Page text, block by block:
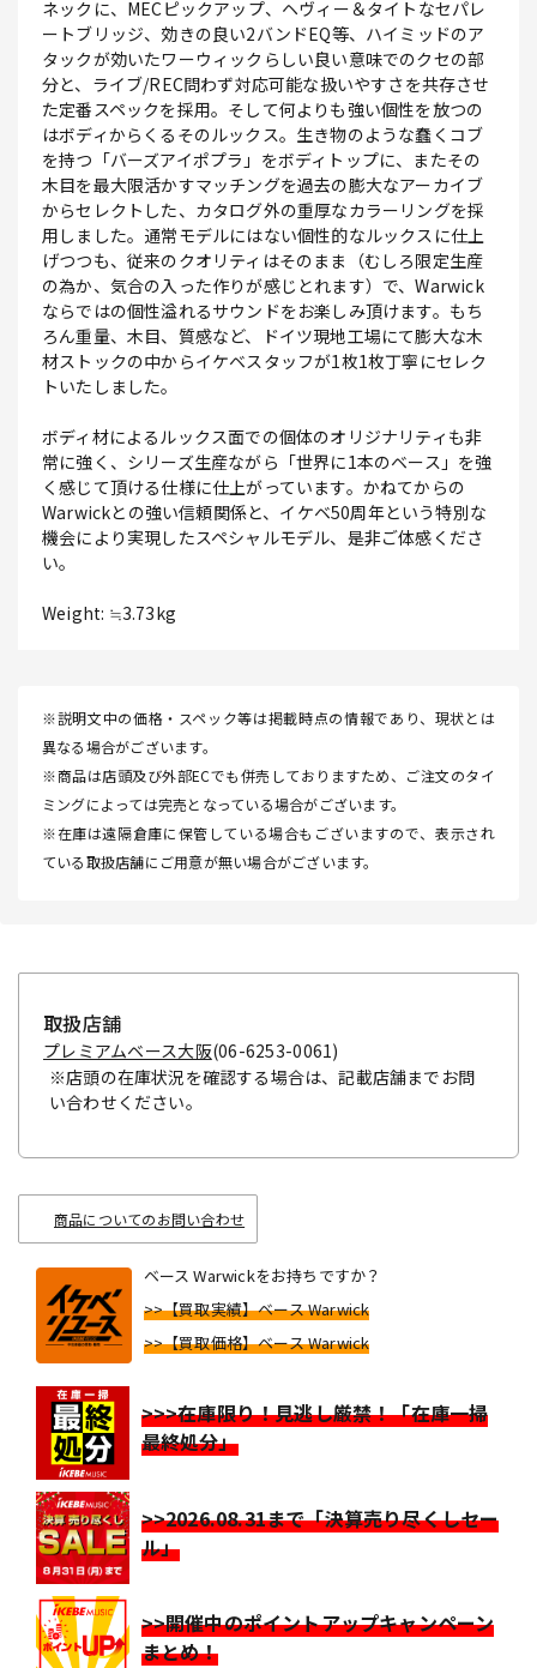
ネックに、MECピックアップ、ヘヴィー＆タイトなセパレ
ートブリッジ、効きの良い2バンドEQ等、ハイミッドのア
タックが効いたワーウィックらしい良い意味でのクセの部
分と、ライブ/REC問わず対応可能な扱いやすさを共存させ
た定番スペックを採用。そして何よりも強い個性を放つの
はボディからくるそのルックス。生き物のような蠢くコブ
を持つ「バーズアイポプラ」をボディトップに、またその
木目を最大限活かすマッチングを過去の膨大なアーカイブ
からセレクトした、カタログ外の重厚なカラーリングを採
用しました。通常モデルにはない個性的なルックスに仕上
げつつも、従来のクオリティはそのまま（むしろ限定生産
の為か、気合の入った作りが感じとれます）で、Warwick
ならではの個性溢れるサウンドをお楽しみ頂けます。もち
ろん重量、木目、質感など、ドイツ現地工場にて膨大な木
材ストックの中からイケベスタッフが1枚1枚丁寧にセレク
トいたしました。
ボディ材によるルックス面での個体のオリジナリティも非
常に強く、シリーズ生産ながら「世界に1本のベース」を強
く感じて頂ける仕様に仕上がっています。かねてからの
Warwickとの強い信頼関係と、イケベ50周年という特別な
機会により実現したスペシャルモデル、是非ご体感くださ
い。
Weight: ≒3.73kg
※説明文中の価格・スペック等は掲載時点の情報であり、現状とは
異なる場合がございます。
※商品は店頭及び外部ECでも併売しておりますため、ご注文のタイ
ミングによっては完売となっている場合がございます。
※在庫は遠隔倉庫に保管している場合もございますので、表示され
ている取扱店舗にご用意が無い場合がございます。
取扱店舗
プレミアムベース大阪(06-6253-0061)
※店頭の在庫状況を確認する場合は、記載店舗までお問
い合わせください。
商品についてのお問い合わせ
ベース Warwickをお持ちですか？
>>【買取実績】ベース Warwick
>>【買取価格】ベース Warwick
>>>在庫限り！見逃し厳禁！「在庫一掃
最終処分」
>>2026.08.31まで「決算売り尽くしセー
ル」
>>開催中のポイントアップキャンペーン
まとめ！